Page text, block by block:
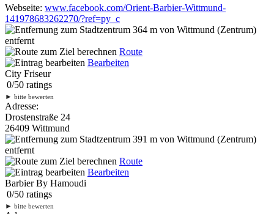
Webseite: www.facebook.com/Orient-Barbier-Wittmund-
141978683262270/?ref=py_c
364 m von Wittmund (Zentrum)
entfernt
Route
Bearbeiten
City Friseur
0/50 ratings
► bitte bewerten
Adresse:
Drostenstraße 24
26409 Wittmund
391 m von Wittmund (Zentrum)
entfernt
Route
Bearbeiten
Barbier By Hamoudi
0/50 ratings
► bitte bewerten